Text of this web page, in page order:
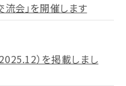
流会」を開催します
）を掲載しまし